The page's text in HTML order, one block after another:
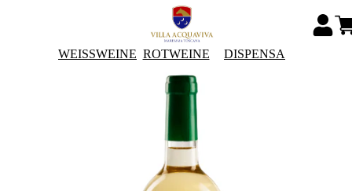
WEISSWEINE ROTWEINE DISPENSA